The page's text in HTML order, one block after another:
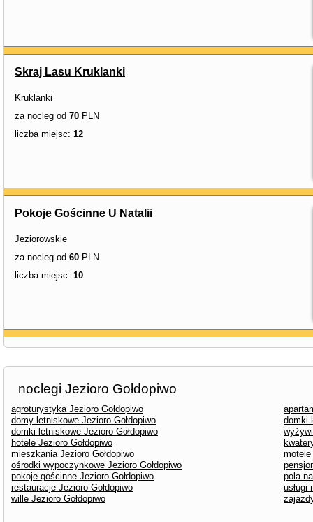
Skraj Lasu Kruklanki
Kruklanki
za nocleg od 70 PLN
liczba miejsc: 12
Pokoje Gościnne U Natalii
Jeziorowskie
za nocleg od 60 PLN
liczba miejsc: 10
noclegi Jezioro Gołdopiwo
agroturystyka Jezioro Gołdopiwo
domy letniskowe Jezioro Gołdopiwo
domki
domki letniskowe Jezioro Gołdopiwo
hotele Jezioro Gołdopiwo
mieszkania Jezioro Gołdopiwo
motele
ośrodki wypoczynkowe Jezioro Gołdopiwo
pokoje gościnne Jezioro Gołdopiwo
pola
restauracje Jezioro Gołdopiwo
usługi
wille Jezioro Gołdopiwo